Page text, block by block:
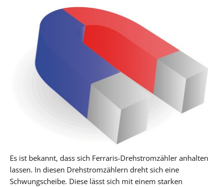
Es ist bekannt, dass sich Ferraris-Drehstromzähler anhalten
lassen. In diesen Drehstromzählern dreht sich eine
Schwungscheibe. Diese lässt sich mit einem starken